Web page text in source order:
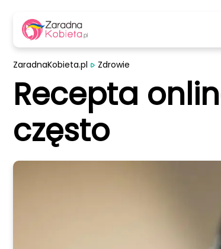
ZaradnaKobieta.pl Zdrowie
Recepta
często